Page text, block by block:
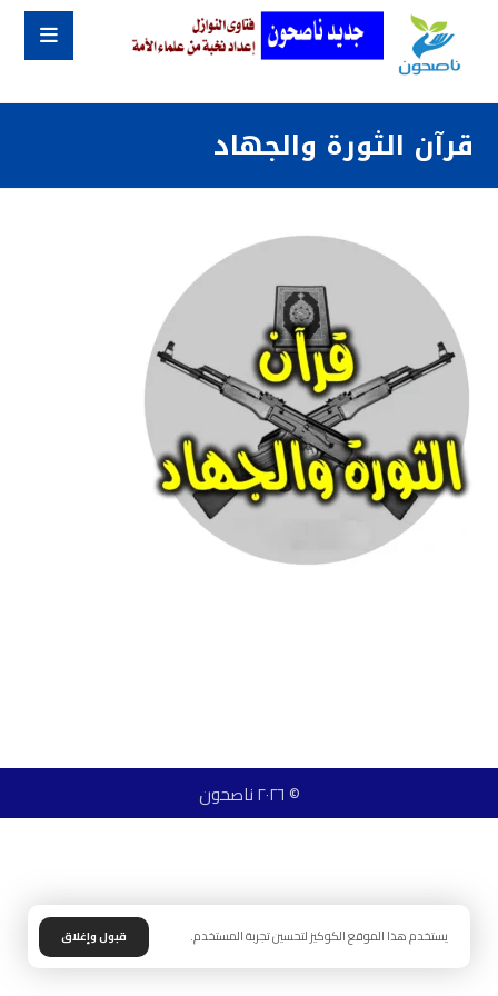
قرآن الثورة والجهاد
© ٢٠٢٦ ناصحون
يستخدم هذا الموقع الكوكيز لتحسين تجربة المستخدم. قبول وإغلاق